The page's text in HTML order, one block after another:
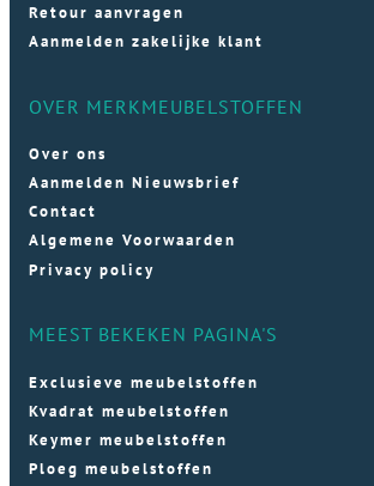
Retour aanvragen
Aanmelden zakelijke klant
OVER MERKMEUBELSTOFFEN
Over ons
Aanmelden Nieuwsbrief
Contact
Algemene Voorwaarden
Privacy policy
MEEST BEKEKEN PAGINA'S
Exclusieve meubelstoffen
Kvadrat meubelstoffen
Keymer meubelstoffen
Ploeg meubelstoffen